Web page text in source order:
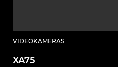
VIDEOKAMERAS
XA75